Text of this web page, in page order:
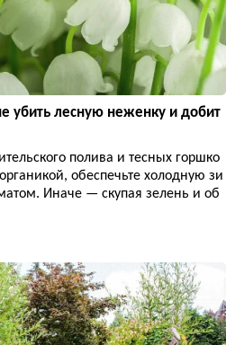
убить лесную неженку и добит
полива и тесных горшко
обеспечьте холодную зи
Иначе — скупая зелень и об